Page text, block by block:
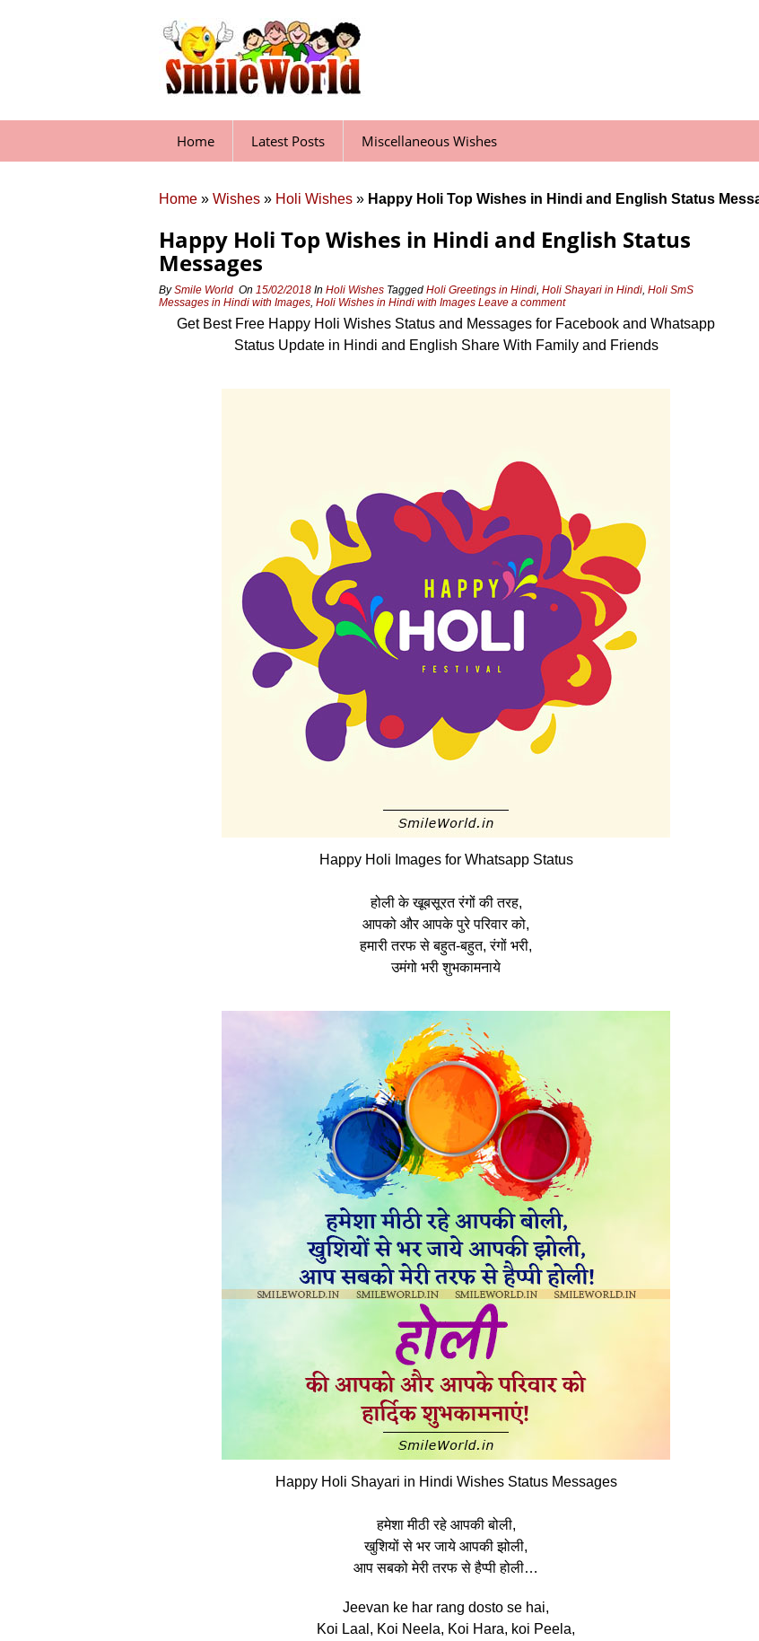
Home Latest Posts Miscellaneous Wishes
Home » Wishes » Holi Wishes » Happy Holi Top Wishes in Hindi and English Status
Happy Holi Top Wishes in Hindi and English Status
Messages
BySmile World On 15/02/2018 In Holi Wishes Tagged Holi Greetings in Hindi, Holi Shayari in Hindi, Holi SmS
Messages in Hindi with Images, Holi Wishes in Hindi with Images Leave a comment
Get Best Free Happy Holi Wishes Status and Messages for Facebook and Whatsapp
Status Update in Hindi and English Share With Family and Friends
Happy Holi Images for Whatsapp Status
होली के खूबसूरत रंगों की तरह,
आपको और आपके पुरे परिवार को,
हमारी तरफ से बहुत-बहुत, रंगों भरी,
उमंगो भरी शुभकामनाये
Happy Holi Shayari in Hindi Wishes Status Messages
हमेशा मीठी रहे आपकी बोली,
खुशियों से भर जाये आपकी झोली,
आप सबको मेरी तरफ से हैप्पी होली…
Jeevan ke har rang dosto se hai,
Koi Laal, Koi Neela, Koi Hara, koi Peela,